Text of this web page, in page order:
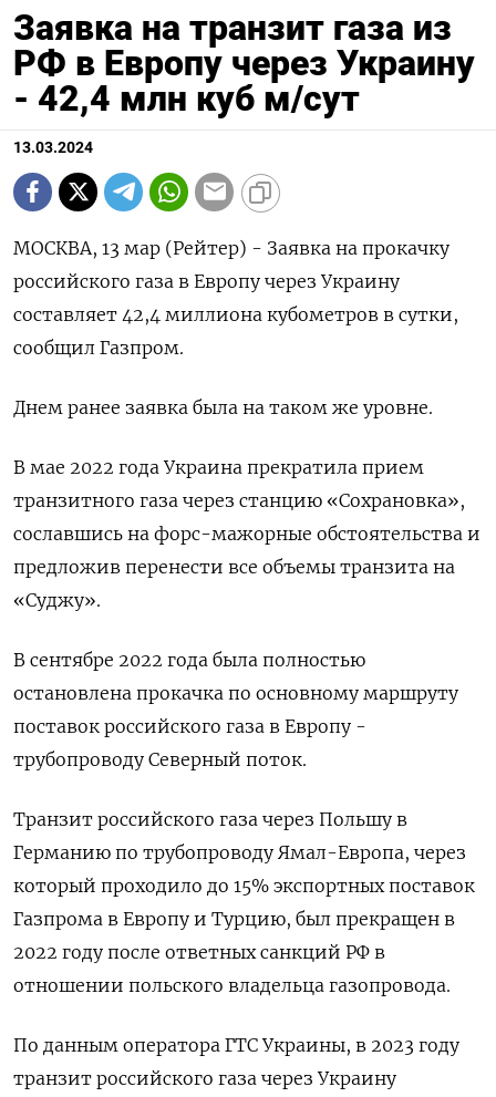
Заявка на транзит газа из
РФ в Европу через Украину
- 42,4 млн куб м/сут
13.03.2024
МОСКВА, 13 мар (Рейтер) - Заявка на прокачку
российского газа в Европу через Украину
составляет 42,4 миллиона кубометров в сутки,
сообщил Газпром.
Днем ранее заявка была на таком же уровне.
В мае 2022 года Украина прекратила прием
транзитного газа через станцию «Сохрановка»,
сославшись на форс-мажорные обстоятельства и
предложив перенести все объемы транзита на
«Суджу».
В сентябре 2022 года была полностью
остановлена прокачка по основному маршруту
поставок российского газа в Европу -
трубопроводу Северный поток.
Транзит российского газа через Польшу в
Германию по трубопроводу Ямал-Европа, через
который проходило до 15% экспортных поставок
Газпрома в Европу и Турцию, был прекращен в
2022 году после ответных санкций РФ в
отношении польского владельца газопровода.
По данным оператора ГТС Украины, в 2023 году
транзит российского газа через Украину